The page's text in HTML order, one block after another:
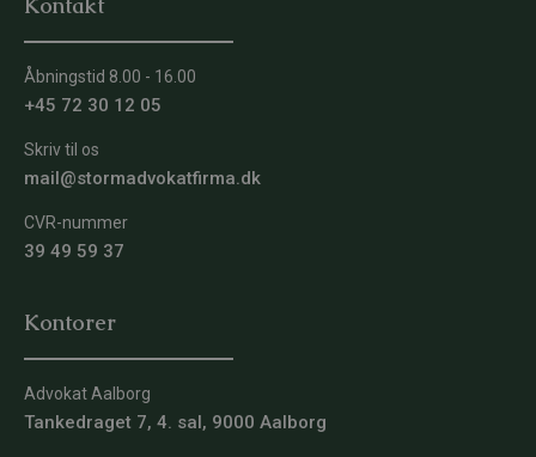
Åbningstid 8.00 - 16.00
+45 72 30 12 05
Skriv til os
mail@stormadvokatfirma.dk
CVR-nummer
39 49 59 37
Kontorer
Advokat Aalborg
Tankedraget 7, 4. sal, 9000 Aalborg